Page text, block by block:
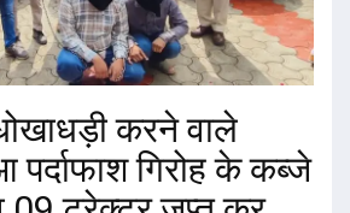
करने वाले
पर्दाफाश गिरोह के कब्जे